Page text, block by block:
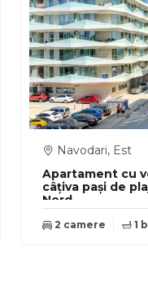
Apartament cu
câțiva pași de
Nord
Navodari, Est
2 camere 1